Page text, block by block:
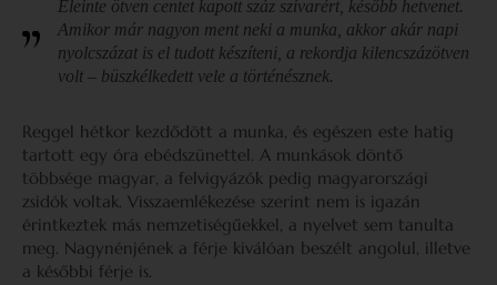
Eleinte ötven centet kapott száz szivarért, később hetvenet.
Amikor már nagyon ment neki a munka, akkor akár napi
nyolcszázat is el tudott készíteni, a rekordja kilencszázötven
volt – büszkélkedett vele a történésznek.
Reggel hétkor kezdődött a munka, és egészen este hatig
tartott egy óra ebédszünettel. A munkások döntő
többsége magyar, a felvigyázók pedig magyarországi
zsidók voltak. Visszaemlékezése szerint nem is igazán
érintkeztek más nemzetiségűekkel, a nyelvet sem tanulta
meg. Nagynénjének a férje kiválóan beszélt angolul, illetve
a későbbi férje is.